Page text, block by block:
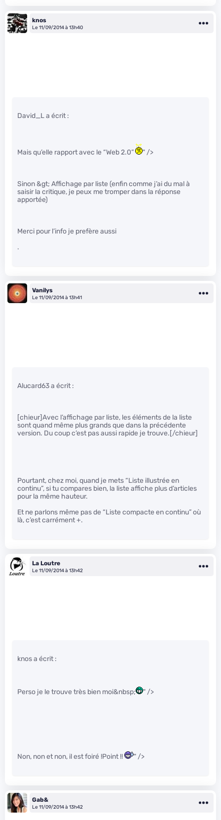
knos
Le 11/09/2014 à 13h40
David_L a écrit :
Mais qu’elle rapport avec le “Web 2.0” " />
Sinon &gt; Affichage par liste (enfin comme j’ai du mal à
saisir la critique, je peux me tromper dans la réponse
apportée)
Merci pour l’info je prefère aussi
.
Vanilys
Le 11/09/2014 à 13h41
Alucard63 a écrit :
[chieur]Avec l’affichage par liste, les éléments de la liste
sont quand même plus grands que dans la précédente
version. Du coup c’est pas aussi rapide je trouve.[/chieur]
Pourtant, chez moi, quand je mets “Liste illustrée en
continu”, si tu compares bien, la liste affiche plus d’articles
pour la même hauteur.
Et ne parlons même pas de “Liste compacte en continu” où
là, c’est carrément +.
La Loutre
Le 11/09/2014 à 13h42
knos a écrit :
Perso je le trouve très bien moi&nbsp; " />
Non, non et non, il est foiré !Point !! " />
Gab&
Le 11/09/2014 à 13h42